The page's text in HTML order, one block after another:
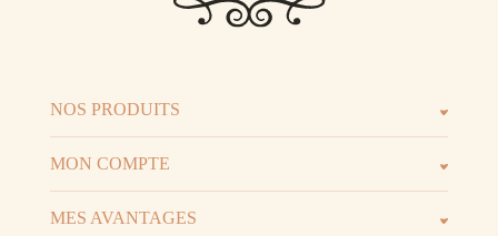
NOS PRODUITS
MON COMPTE
MES AVANTAGES